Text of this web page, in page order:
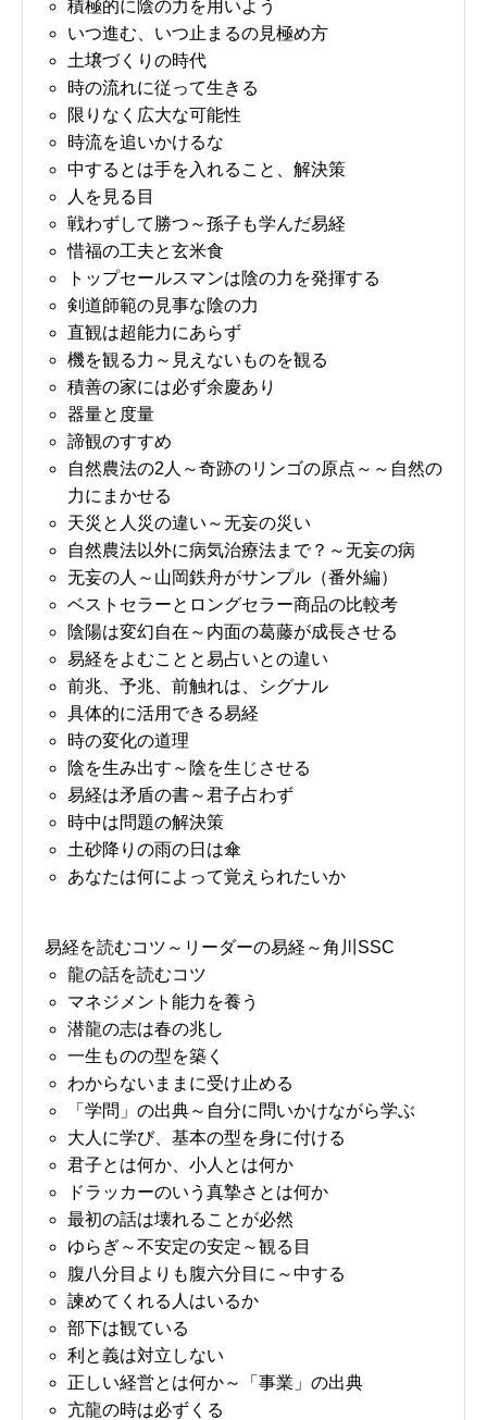
積極的に陰の力を用いよう
いつ進む、いつ止まるの見極め方
土壌づくりの時代
時の流れに従って生きる
限りなく広大な可能性
時流を追いかけるな
中するとは手を入れること、解決策
人を見る目
戦わずして勝つ～孫子も学んだ易経
惜福の工夫と玄米食
トップセールスマンは陰の力を発揮する
剣道師範の見事な陰の力
直観は超能力にあらず
機を観る力～見えないものを観る
積善の家には必ず余慶あり
器量と度量
諦観のすすめ
自然農法の2人～奇跡のリンゴの原点～～自然の
力にまかせる
天災と人災の違い～无妄の災い
自然農法以外に病気治療法まで？～无妄の病
无妄の人～山岡鉄舟がサンプル（番外編）
ベストセラーとロングセラー商品の比較考
陰陽は変幻自在～内面の葛藤が成長させる
易経をよむことと易占いとの違い
前兆、予兆、前触れは、シグナル
具体的に活用できる易経
時の変化の道理
陰を生み出す～陰を生じさせる
易経は矛盾の書～君子占わず
時中は問題の解決策
土砂降りの雨の日は傘
あなたは何によって覚えられたいか
易経を読むコツ～リーダーの易経～角川SSC
龍の話を読むコツ
マネジメント能力を養う
潜龍の志は春の兆し
一生ものの型を築く
わからないままに受け止める
「学問」の出典～自分に問いかけながら学ぶ
大人に学び、基本の型を身に付ける
君子とは何か、小人とは何か
ドラッカーのいう真摯さとは何か
最初の話は壊れることが必然
ゆらぎ～不安定の安定～観る目
腹八分目よりも腹六分目に～中する
諫めてくれる人はいるか
部下は観ている
利と義は対立しない
正しい経営とは何か～「事業」の出典
亢龍の時は必ずくる